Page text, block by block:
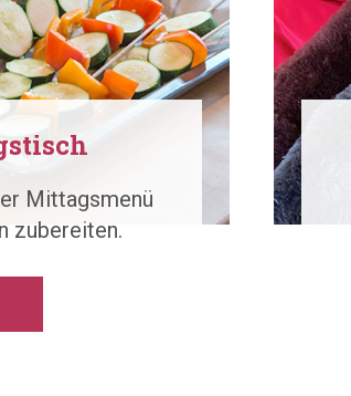
Mittagsmenü
zubereiten.